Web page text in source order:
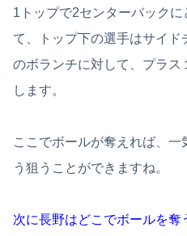
1トップで2センターバック
て、トップ下の選手はサイ
のボランチに対して、プラ
します。
ここでボールが奪えれば、
う狙うことができますね。
次に長野はどこでボールを